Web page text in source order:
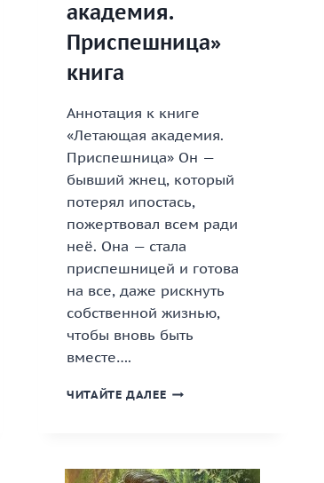
академия.
Приспешница»
книга
Аннотация к книге
«Летающая академия.
Приспешница» Он —
бывший жнец, который
потерял ипостась,
пожертвовал всем ради
неё. Она — стала
приспешницей и готова
на все, даже рискнуть
собственной жизнью,
чтобы вновь быть
вместе….
ЧИТАЙТЕ ДАЛЕЕ «ЛЕТАЮЩАЯ